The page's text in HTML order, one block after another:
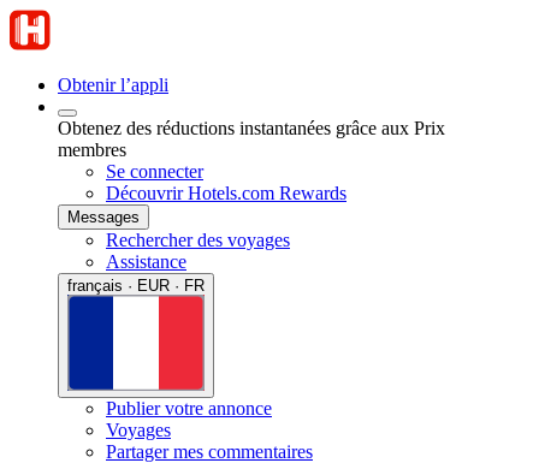
Obtenir l’appli
Obtenez des réductions instantanées grâce aux Prix
membres
Se connecter
Découvrir Hotels.com Rewards
Messages
Rechercher des voyages
Assistance
français · EUR · FR
Publier votre annonce
Voyages
Partager mes commentaires